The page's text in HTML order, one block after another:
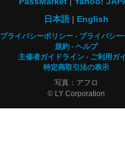
日本語
English
プライバシーポリシー
プライバシ
規約
ヘルプ
主催者ガイドライン
ご利用ガ
特定商取引法の表示
写真：アフロ
© LY Corporation